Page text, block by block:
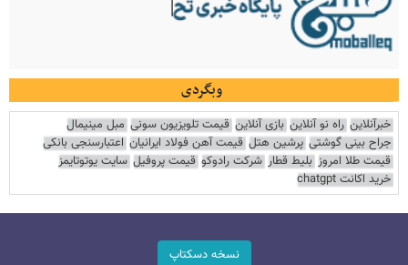
وبگردی
خبرآنلاین راه نو آنلاین بازی آنلاین قیمت تلویزیون سونی مبل مینیمال
جراح بینی گوشتی پرشین هتل قیمت آهن فولاد ایرانیان اعتبارسنجی بانکی
قیمت طلا امروز بلیط قطار شرکت رادوکو قیمت پروفیل سایت یوتوتایمز
خرید اکانت chatgpt
نسخه دسکتاپ